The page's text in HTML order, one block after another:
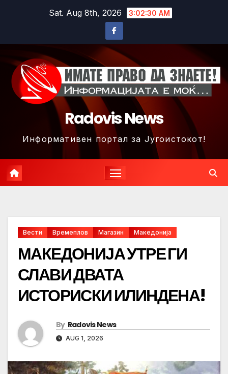
Sat. Aug 8th, 2026 3:02:33 AM
Radovis News
Информативен портал за Југоистокот!
Вести Времеплов Магазин Македонија
МАКЕДОНИЈА УТРЕ ГИ
СЛАВИ ДВАТА
ИСТОРИСКИ ИЛИНДЕНА!
By Radovis News
AUG 1, 2026